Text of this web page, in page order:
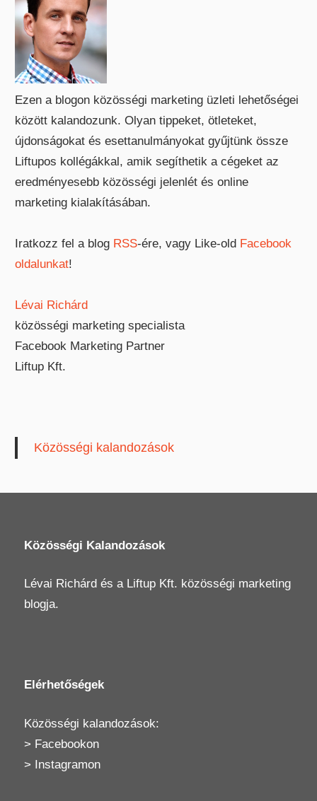
Ezen a blogon közösségi marketing üzleti lehetőségei
között kalandozunk. Olyan tippeket, ötleteket,
újdonságokat és esettanulmányokat gyűjtünk össze
Liftupos kollégákkal, amik segíthetik a cégeket az
eredményesebb közösségi jelenlét és online
marketing kialakításában.
Iratkozz fel a blog RSS-ére, vagy Like-old Facebook
oldalunkat!
Lévai Richárd
közösségi marketing specialista
Facebook Marketing Partner
Liftup Kft.
Közösségi kalandozások
Közösségi Kalandozások
Lévai Richárd és a Liftup Kft. közösségi marketing
blogja.
Elérhetőségek
Közösségi kalandozások:
> Facebookon
> Instagramon